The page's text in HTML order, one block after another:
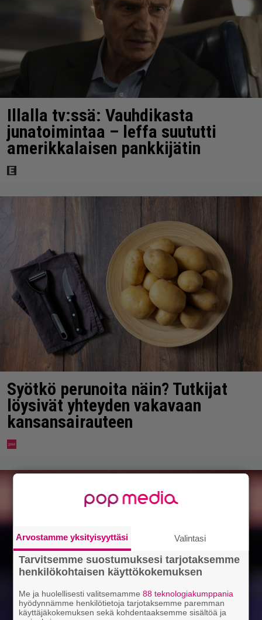
Illalla tv:ssä: Vauhdikasta
junatoimintaa – leffa suututti
amerikkalaisen pankkijätin
Syötkö perunoita näin? Tutkijat
löysivät yhteyden vakavaan
kansansairauteen
Arvostamme yksityisyyttäsi Valintasi
Tarvitsemme suostumuksesi tarjotaksemme
henkilökohtaisen käyttökokemuksen
Me ja huolellisesti valitsemamme88 teknologiakumppania
hyödynnämme henkilötietoja tarjotaksemme paremman
käyttäjäkokemuksen sekä kohdentaaksemme sisältöä ja